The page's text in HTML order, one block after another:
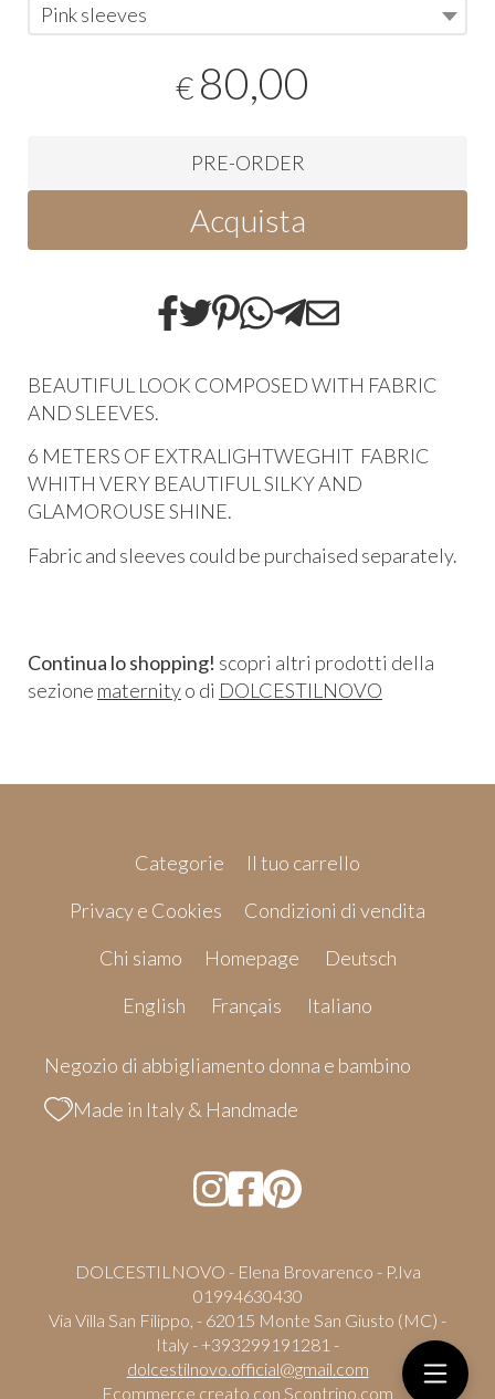
Pink sleeves
€ 80,00
PRE-ORDER
Acquista
BEAUTIFUL LOOK COMPOSED WITH FABRIC
AND SLEEVES.
6 METERS OF EXTRALIGHTWEGHIT FABRIC
WHITH VERY BEAUTIFUL SILKY AND
GLAMOROUSE SHINE.
Fabric and sleeves could be purchaised separately.
Continua lo shopping! scopri altri prodotti della
sezione maternityo di DOLCESTILNOVO
Categorie
Il tuo carrello
Privacy e Cookies
Condizioni di vendita
Chi siamo
Homepage
Deutsch
English
Français Italiano
Negozio di abbigliamento donna e bambino
Made in Italy & Handmade
DOLCESTILNOVO - Elena Brovarenco - P.Iva
01994630430
Via Villa San Filippo, - 62015 Monte San Giusto (MC) -
Italy - +393299191281 -
dolcestilnovo.official@gmail.com
Ecommerce creato con Scontrino.com